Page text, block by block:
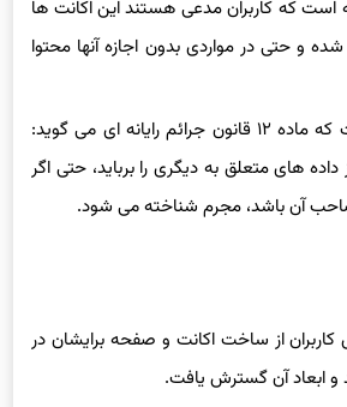
است که کاربران مدعی هستند ایناکانت ها
و حتی در مواردی بدون اجازه آنها محتوا
ای می گوید:
های متعلق به دیگری را برباید، حتی اگر
صاحب آن باشد، مجرم شناخته می شود.
کاربران از ساختاکانت ‌ و صفحه‌ برایشان در
ابعاد آن گسترش یافت.